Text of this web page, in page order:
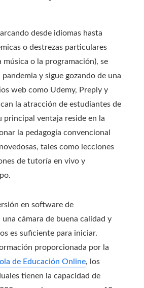
desde idiomas hasta
o destrezas particulares
música o la programación), se
y sigue gozando de una
web como Udemy, Preply y
la atracción de estudiantes de
principal ventaja reside en la
la pedagogía convencional
tales como lecciones
de tutoría en vivo y
en software de
cámara de buena calidad y
es suficiente para iniciar.
proporcionada por la
de Educación Online, los
tienen la capacidad de